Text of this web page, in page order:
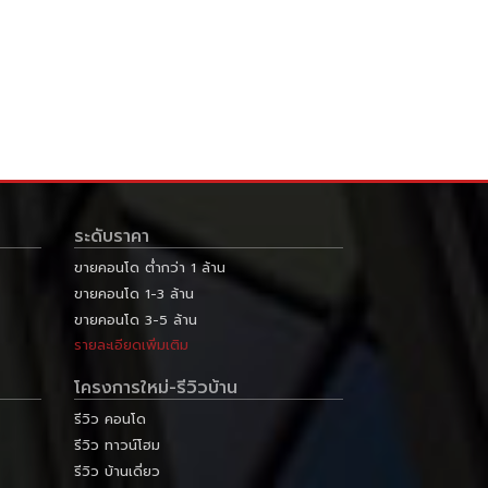
ระดับราคา
ขายคอนโด ต่ำกว่า 1 ล้าน
ขายคอนโด 1-3 ล้าน
ขายคอนโด 3-5 ล้าน
รายละเอียดเพิ่มเติม
โครงการใหม่-รีวิวบ้าน
รีวิว คอนโด
รีวิว ทาวน์โฮม
รีวิว บ้านเดี่ยว